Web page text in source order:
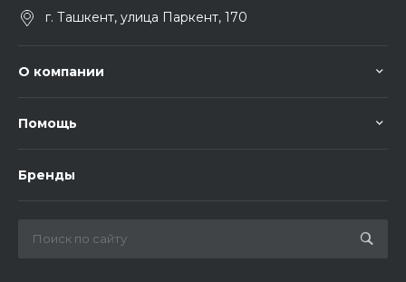
г. Ташкент, улица Паркент, 170
О компании
Помощь
Бренды